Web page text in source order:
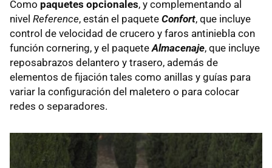
Como paquetes opcionales, y complementando al
nivel Reference, están el paquete Confort, que incluye
control de velocidad de crucero y faros antiniebla con
función cornering, y el paquete Almacenaje, que incluye
reposabrazos delantero y trasero, además de
elementos de fijación tales como anillas y guías para
variar la configuración del maletero o para colocar
redes o separadores.